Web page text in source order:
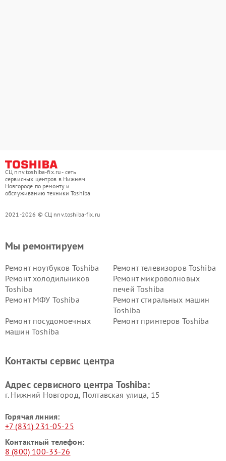
СЦ nnv.toshiba-fix.ru - сеть
сервисных центров в Нижнем
Новгороде по ремонту и
обслуживанию техники Toshiba
2021-2026 © СЦ nnv.toshiba-fix.ru
Мы ремонтируем
Ремонт ноутбуков Toshiba
Ремонт телевизоров Toshiba
Ремонт холодильников
Toshiba
Ремонт микроволновых
печей Toshiba
Ремонт МФУ Toshiba
Ремонт стиральных машин
Toshiba
Ремонт посудомоечных
машин Toshiba
Ремонт принтеров Toshiba
Контакты сервис центра
Адрес сервисного центра Toshiba:
г. Нижний Новгород, Полтавская улица, 15
Горячая линия:
+7 (831) 231-05-25
Контактный телефон:
8 (800) 100-33-26